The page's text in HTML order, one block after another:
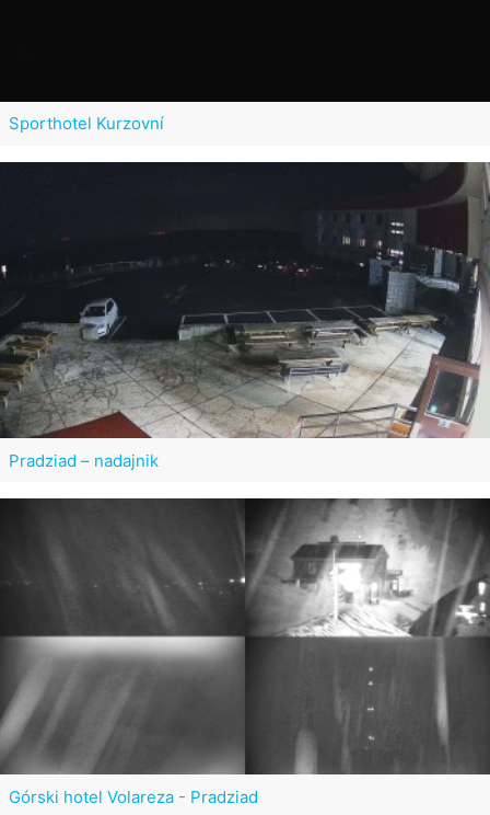
Sporthotel Kurzovní
Pradziad – nadajnik
Górski hotel Volareza - Pradziad